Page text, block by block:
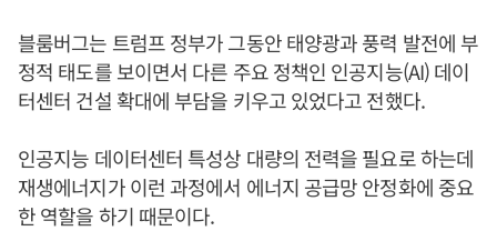
블룸버그는 트럼프 정부가 그동안 태양광과 풍력 발전에 부
정적 태도를 보이면서 다른 주요 정책인 인공지능(AI) 데이
터센터 건설 확대에 부담을 키우고 있었다고 전했다.
인공지능 데이터센터 특성상 대량의 전력을 필요로 하는데
재생에너지가 이런 과정에서 에너지 공급망 안정화에 중요
한 역할을 하기 때문이다.